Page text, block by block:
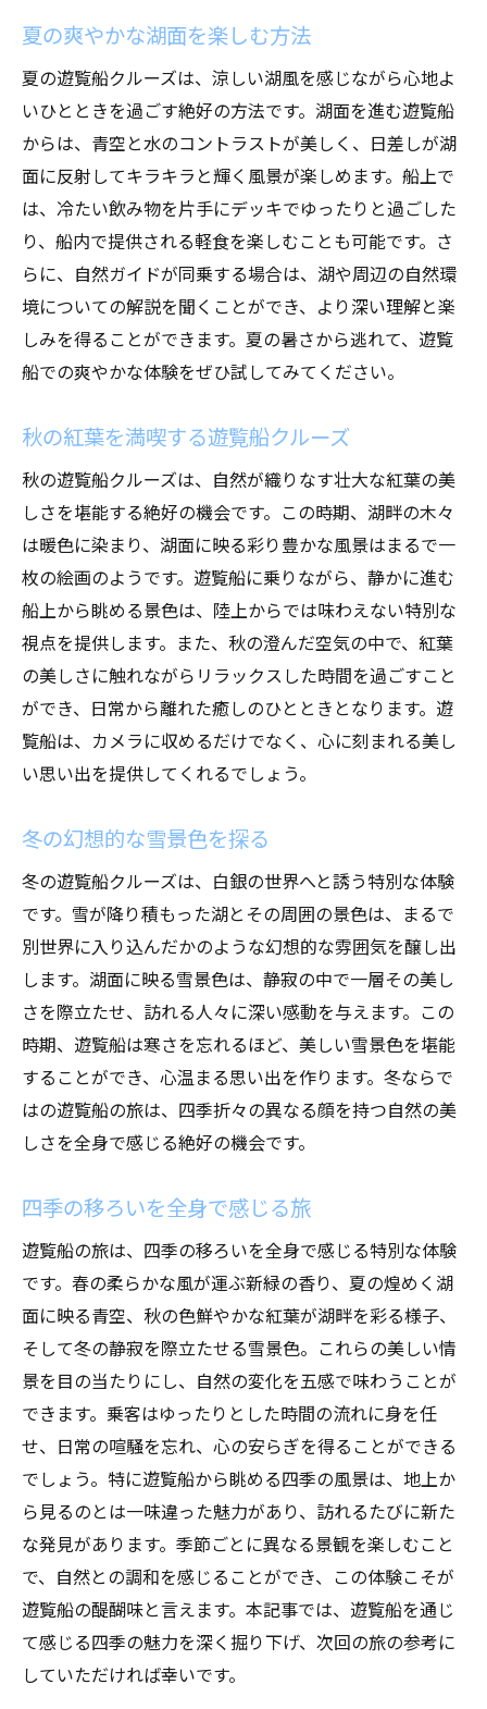
春の桜から冬の雪景色まで遊覧船で巡る自然
春の桜を巡る遊覧船の魅力
夏の湖面を彩る自然の美
秋の紅葉狩り遊覧クルーズ
冬の静寂な風景を楽しむ
四季折々の自然を遊覧船で満喫
自然の移ろいを遊覧船で楽しむ
遊覧船での旅は何が特別なのかを徹底解説
他の旅行と遊覧船の違い
遊覧船が提供するユニークな体験
遊覧船が旅に与える感動
乗客に愛される理由とは
遊覧船での旅がもたらす心の豊かさ
遊覧船が織りなす自然との調和の世界
自然と共生する遊覧船のデザイン
環境に優しい遊覧船の取り組み
自然保護と遊覧船の共存
遊覧船で感じる地球の息吹
遊覧船が伝える自然のメッセージ
自然の美しさを守る遊覧船の役割
ストレス解消に役立つ遊覧船
心のリフレッシュを促す旅
遊覧船クルーズがもたらす癒し
精神的健康に寄与する効果
遊覧船が提供する心の安らぎ
自然と触れ合うことで得られる力
遊覧船から見る四季折々の絶景を楽しむ方法
絶景を目に焼き付けるコツ
ベストポジションを見つける
観賞をより楽しむためのヒント
季節ごとのおすすめ観賞ポイント
遊覧船での景色を最大限に楽しむ
夏の爽やかな湖面を楽しむ方法
夏の遊覧船クルーズは、涼しい湖風を感じながら心地よ
いひとときを過ごす絶好の方法です。湖面を進む遊覧船
からは、青空と水のコントラストが美しく、日差しが湖
面に反射してキラキラと輝く風景が楽しめます。船上で
は、冷たい飲み物を片手にデッキでゆったりと過ごした
り、船内で提供される軽食を楽しむことも可能です。さ
らに、自然ガイドが同乗する場合は、湖や周辺の自然環
境についての解説を聞くことができ、より深い理解と楽
しみを得ることができます。夏の暑さから逃れて、遊覧
船での爽やかな体験をぜひ試してみてください。
秋の紅葉を満喫する遊覧船クルーズ
秋の遊覧船クルーズは、自然が織りなす壮大な紅葉の美
しさを堪能する絶好の機会です。この時期、湖畔の木々
は暖色に染まり、湖面に映る彩り豊かな風景はまるで一
枚の絵画のようです。遊覧船に乗りながら、静かに進む
船上から眺める景色は、陸上からでは味わえない特別な
視点を提供します。また、秋の澄んだ空気の中で、紅葉
の美しさに触れながらリラックスした時間を過ごすこと
ができ、日常から離れた癒しのひとときとなります。遊
覧船は、カメラに収めるだけでなく、心に刻まれる美し
い思い出を提供してくれるでしょう。
冬の幻想的な雪景色を探る
冬の遊覧船クルーズは、白銀の世界へと誘う特別な体験
です。雪が降り積もった湖とその周囲の景色は、まるで
別世界に入り込んだかのような幻想的な雰囲気を醸し出
します。湖面に映る雪景色は、静寂の中で一層その美し
さを際立たせ、訪れる人々に深い感動を与えます。この
時期、遊覧船は寒さを忘れるほど、美しい雪景色を堪能
することができ、心温まる思い出を作ります。冬ならで
はの遊覧船の旅は、四季折々の異なる顔を持つ自然の美
しさを全身で感じる絶好の機会です。
四季の移ろいを全身で感じる旅
遊覧船の旅は、四季の移ろいを全身で感じる特別な体験
です。春の柔らかな風が運ぶ新緑の香り、夏の煌めく湖
面に映る青空、秋の色鮮やかな紅葉が湖畔を彩る様子、
そして冬の静寂を際立たせる雪景色。これらの美しい情
景を目の当たりにし、自然の変化を五感で味わうことが
できます。乗客はゆったりとした時間の流れに身を任
せ、日常の喧騒を忘れ、心の安らぎを得ることができる
でしょう。特に遊覧船から眺める四季の風景は、地上か
ら見るのとは一味違った魅力があり、訪れるたびに新た
な発見があります。季節ごとに異なる景観を楽しむこと
で、自然との調和を感じることができ、この体験こそが
遊覧船の醍醐味と言えます。本記事では、遊覧船を通じ
て感じる四季の魅力を深く掘り下げ、次回の旅の参考に
していただければ幸いです。